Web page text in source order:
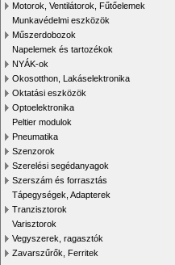
Motorok, Ventilátorok, Fűtőelemek
Munkavédelmi eszközök
Műszerdobozok
Napelemek és tartozékok
NYÁK-ok
Okosotthon, Lakáselektronika
Oktatási eszközök
Optoelektronika
Peltier modulok
Pneumatika
Szenzorok
Szerelési segédanyagok
Szerszám és forrasztás
Tápegységek, Adapterek
Tranzisztorok
Varisztorok
Vegyszerek, ragasztók
Zavarszűrők, Ferritek